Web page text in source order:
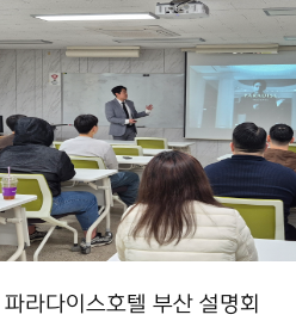
파라다이스호텔 부산 설명회